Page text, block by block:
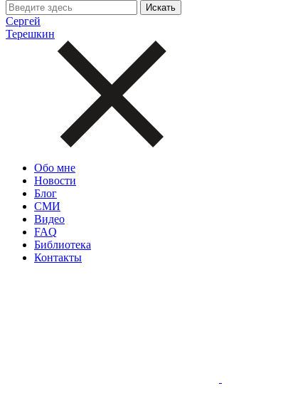
Сергей
Терешкин
Обо мне
Новости
Блог
СМИ
Видео
FAQ
Библиотека
Контакты